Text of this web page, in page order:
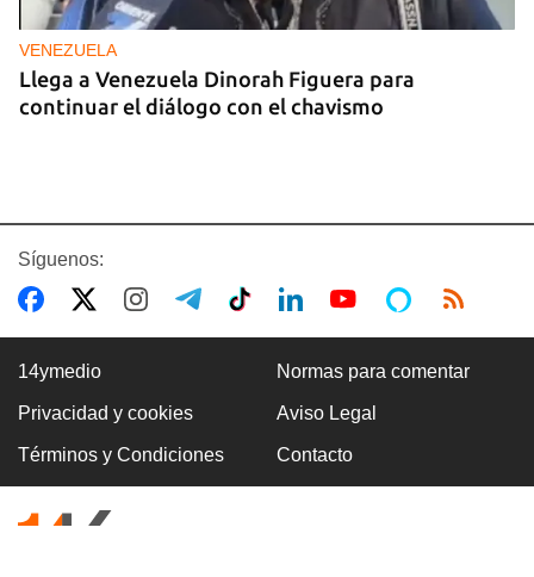
VENEZUELA
Llega a Venezuela Dinorah Figuera para
continuar el diálogo con el chavismo
VILLA CLARA
Dos fallecidos en el derrumbe de un edificio en
ruinas en Villa Clara
Síguenos:
14ymedio Normas para comentar
Privacidad y cookies Aviso Legal
Términos y Condiciones Contacto